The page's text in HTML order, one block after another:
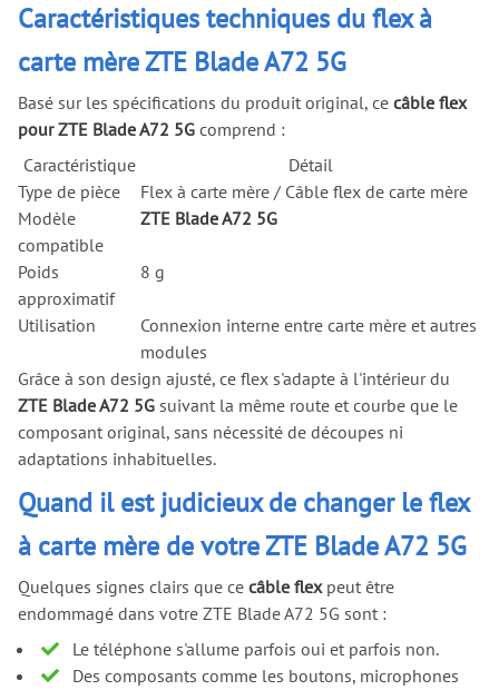
Caractéristiques techniques du flex à
carte mère ZTE Blade A72 5G
Basé sur les spécifications du produit original, ce câble flex
pour ZTE Blade A72 5G comprend :
Caractéristique
Détail
Type de pièce
Flex à carte mère / Câble flex de carte mère
Modèle
compatible
ZTE Blade A72 5G
Poids
approximatif
8 g
Utilisation
Connexion interne entre carte mère et autres
modules
Grâce à son design ajusté, ce flex s'adapte à l'intérieur du
ZTE Blade A72 5G suivant la même route et courbe que le
composant original, sans nécessité de découpes ni
adaptations inhabituelles.
Quand il est judicieux de changer le flex
à carte mère de votre ZTE Blade A72 5G
Quelques signes clairs que ce câble flexpeut être
endommagé dans votre ZTE Blade A72 5G sont :
Le téléphone s'allume parfois oui et parfois non.
Des composants comme les boutons, microphones